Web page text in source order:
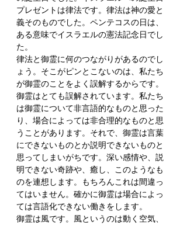
プレゼントは律法です。律法は神の愛と
義そのものでした。ペンテコスの日は、
ある意味でイスラエルの憲法記念日でし
た。
律法と御霊に何のつながりがあるのでし
ょう。そこがピンとこないのは、私たち
が御霊のことをよく誤解するからです。
御霊はとても誤解されています。私たち
は御霊について非言語的なものと思った
り、場合によっては非合理的なものと思
うことがあります。それで、御霊は言葉
にできないものとか説明できないものと
思ってしまいがちです。深い感情や、説
明できない奇跡や、癒し、このようなも
のを連想します。もちろんこれは間違っ
てはいません。確かに御霊は場合によっ
ては言語化できない働きをします。
御霊は風です。風というのは動く空気、